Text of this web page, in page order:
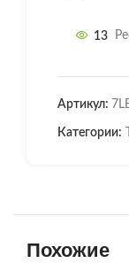
13
Артикул:
Категории:
Похожие